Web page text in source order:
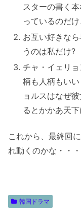
スターの書く
っているのだけ
お互い好きな
うのは私だけ?
チャ・イェリ
柄も人柄もい
ョルスはなぜ
るとかかあ天下
これから、最終回
れ動くのかな・・・
韓国ドラマ